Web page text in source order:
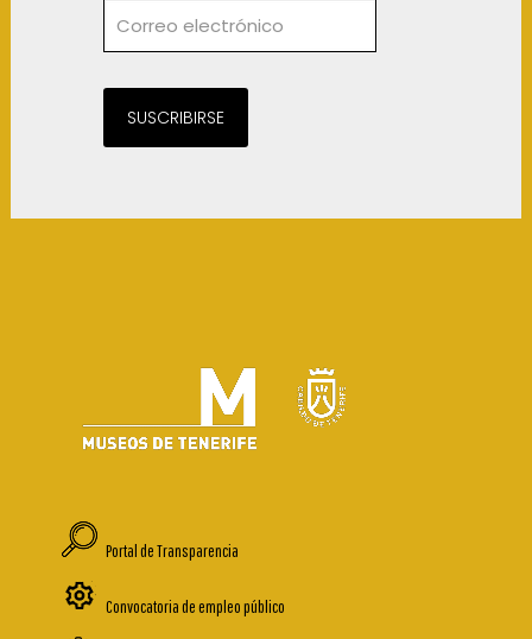
SUSCRIBIRSE
Portal de Transparencia
Convocatoria de empleo público